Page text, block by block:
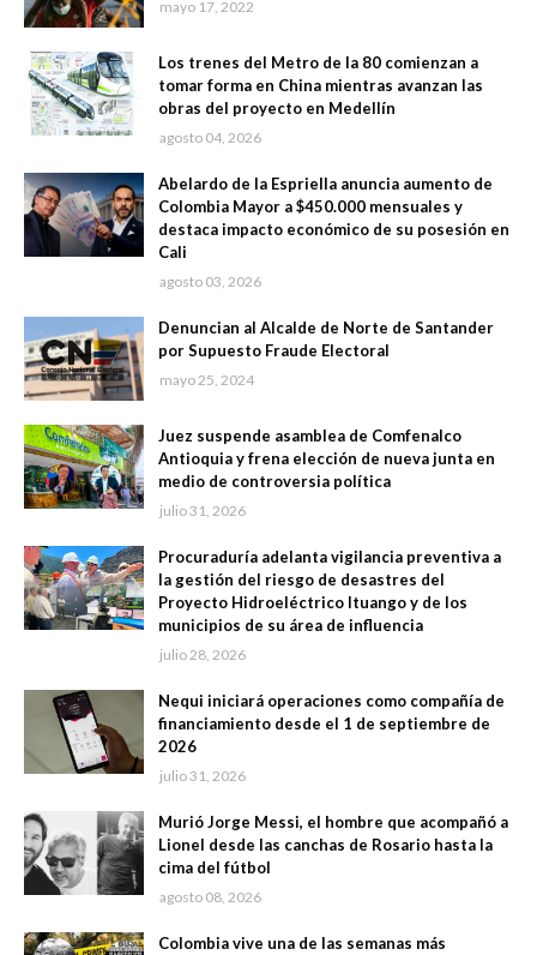
mayo 17, 2022
Los trenes del Metro de la 80 comienzan a
tomar forma en China mientras avanzan las
obras del proyecto en Medellín
agosto 04, 2026
Abelardo de la Espriella anuncia aumento de
Colombia Mayor a $450.000 mensuales y
destaca impacto económico de su posesión en
Cali
agosto 03, 2026
Denuncian al Alcalde de Norte de Santander
por Supuesto Fraude Electoral
mayo 25, 2024
Juez suspende asamblea de Comfenalco
Antioquia y frena elección de nueva junta en
medio de controversia política
julio 31, 2026
Procuraduría adelanta vigilancia preventiva a
la gestión del riesgo de desastres del
Proyecto Hidroeléctrico Ituango y de los
municipios de su área de influencia
julio 28, 2026
Nequi iniciará operaciones como compañía de
financiamiento desde el 1 de septiembre de
2026
julio 31, 2026
Murió Jorge Messi, el hombre que acompañó a
Lionel desde las canchas de Rosario hasta la
cima del fútbol
agosto 08, 2026
Colombia vive una de las semanas más